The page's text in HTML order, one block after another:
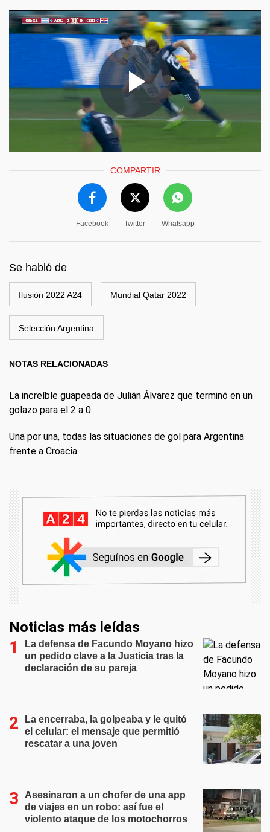
COMPARTIR
Facebook Twitter Whatsapp
Se habló de
Ilusión 2022 A24 Mundial Qatar 2022
Selección Argentina
NOTAS RELACIONADAS
La increíble guapeada de Julián Álvarez que terminó en un
golazo para el 2 a 0
Una por una, todas las situaciones de gol para Argentina
frente a Croacia
Noticias más leídas
La defensa de Facundo Moyano hizo
un pedido clave a la Justicia tras la
declaración de su pareja
La encerraba, la golpeaba y le quitó
el celular: el mensaje que permitió
rescatar a una joven
Asesinaron a un chofer de una app
de viajes en un robo: así fue el
violento ataque de los motochorros